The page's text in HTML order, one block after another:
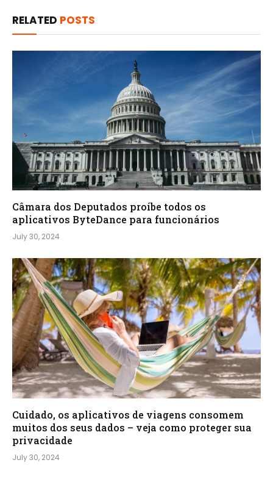
RELATED POSTS
Câmara dos Deputados proíbe todos os
aplicativos ByteDance para funcionários
July 30, 2024
Cuidado, os aplicativos de viagens consomem
muitos dos seus dados – veja como proteger sua
privacidade
July 30, 2024